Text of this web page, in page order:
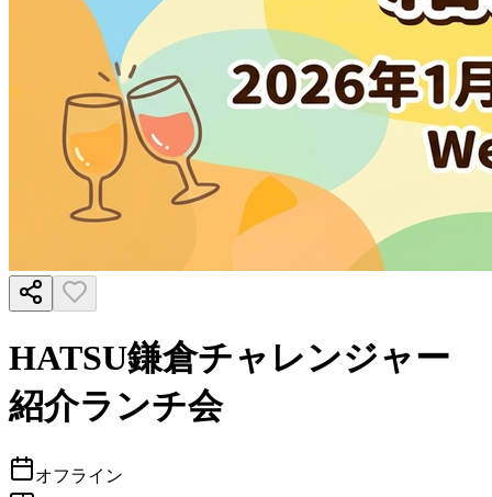
HATSU鎌倉チャレンジャー
紹介ランチ会
オフライン